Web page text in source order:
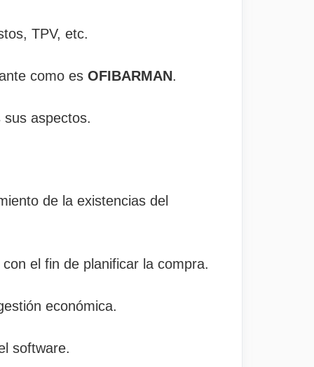
TPV, etc.
como es OFIBARMAN.
aspectos.
de la existencias del
el fin de planificar la compra.
económica.
software.